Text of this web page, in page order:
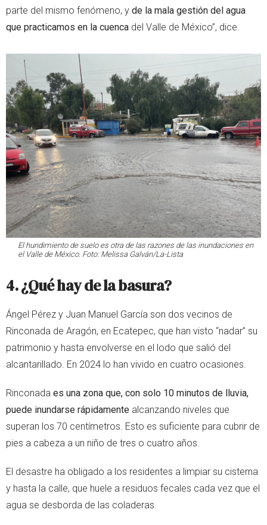
parte del mismo fenómeno, y de la mala gestión del agua
que practicamos en la cuenca del Valle de México”, dice.
El hundimiento de suelo es otra de las razones de las inundaciones en
el Valle de México. Foto: Melissa Galván/La-Lista
4. ¿Qué hay de la basura?
Ángel Pérez y Juan Manuel García son dos vecinos de
Rinconada de Aragón, en Ecatepec, que han visto “nadar” su
patrimonio y hasta envolverse en el lodo que salió del
alcantarillado. En 2024 lo han vivido en cuatro ocasiones.
Rinconada es una zona que, con solo 10 minutos de lluvia,
puede inundarse rápidamente alcanzando niveles que
superan los 70 centímetros. Esto es suficiente para cubrir de
pies a cabeza a un niño de tres o cuatro años.
El desastre ha obligado a los residentes a limpiar su cisterna
y hasta la calle, que huele a residuos fecales cada vez que el
agua se desborda de las coladeras.